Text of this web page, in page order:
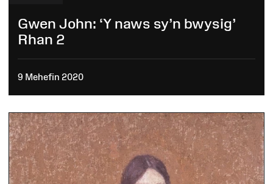
Gwen John: ‘Y naws sy’n bwysig’
Rhan 2
9 Mehefin 2020